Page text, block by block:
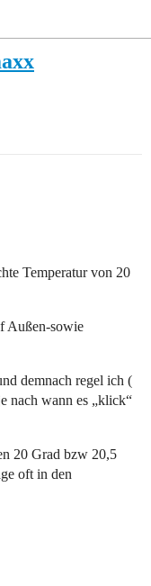
Temperatur von 20
Außen-sowie
demnach regel ich (
nach wann es „klick“
20 Grad bzw 20,5
oft in den